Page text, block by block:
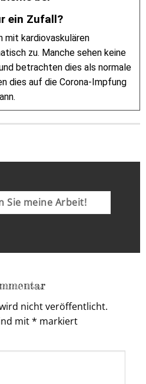
ein Zufall?
mit kardiovaskulären
zu. Manche sehen keine
betrachten dies als normale
dies auf die Corona-Impfung
Sie meine Arbeit!
nicht veröffentlicht.
mit* markiert